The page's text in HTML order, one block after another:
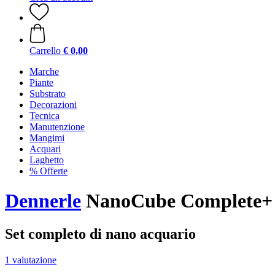
Carrello € 0,00
Marche
Piante
Substrato
Decorazioni
Tecnica
Manutenzione
Mangimi
Acquari
Laghetto
% Offerte
Dennerle NanoCube
Set completo di nano acquario
1 valutazione